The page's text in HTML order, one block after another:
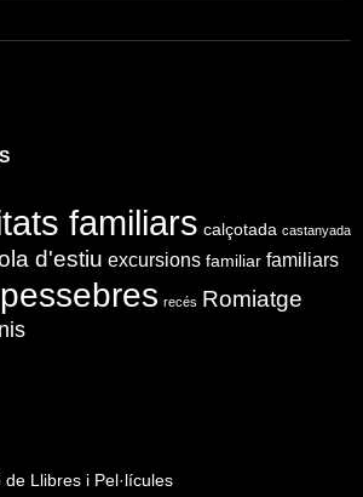
familiars calçotada castanyada
d'estiu excursions familiar familiars
pessebres recés Romiatge
Llibres i Pel·lícules